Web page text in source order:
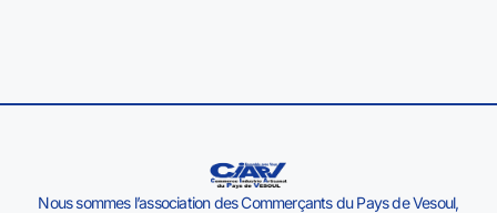
Nous sommes l’association des Commerçants du Pays de Vesoul,